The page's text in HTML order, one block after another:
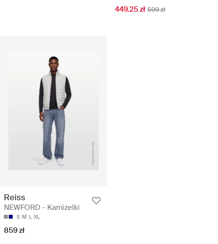
449.25 zł 599 zł
Reiss
NEWFORD - Kamizelki
S M L XL
859 zł